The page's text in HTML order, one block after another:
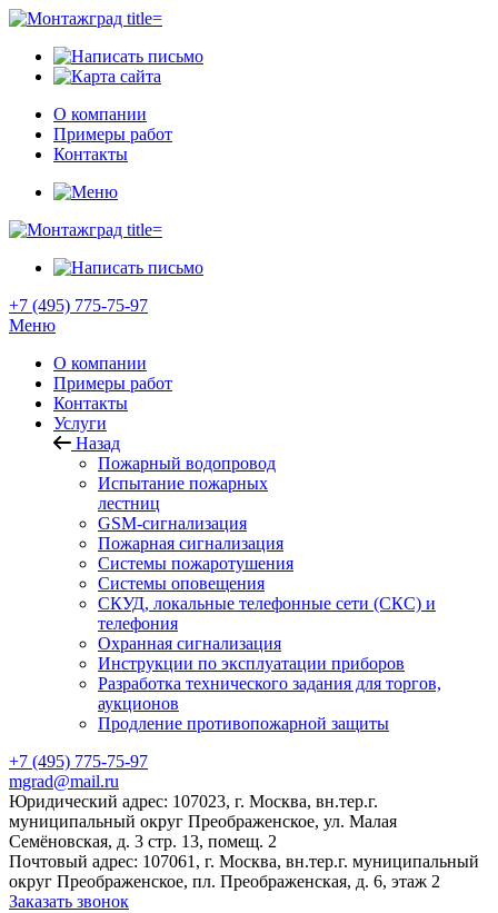
О компании
Примеры работ
Контакты
+7 (495) 775-75-97
Меню
О компании
Примеры работ
Контакты
Услуги
Назад
Пожарный водопровод
Испытание пожарных
лестниц
GSM-сигнализация
Пожарная сигнализация
Системы пожаротушения
Системы оповещения
СКУД, локальные телефонные сети (СКС) и
телефония
Охранная сигнализация
Инструкции по эксплуатации приборов
Разработка технического задания для торгов,
аукционов
Продление противопожарной защиты
+7 (495) 775-75-97
mgrad@mail.ru
Юридический адрес: 107023, г. Москва, вн.тер.г.
муниципальный округ Преображенское, ул. Малая
Семёновская, д. 3 стр. 13, помещ. 2
Почтовый адрес: 107061, г. Москва, вн.тер.г. муниципальный
округ Преображенское, пл. Преображенская, д. 6, этаж 2
Заказать звонок